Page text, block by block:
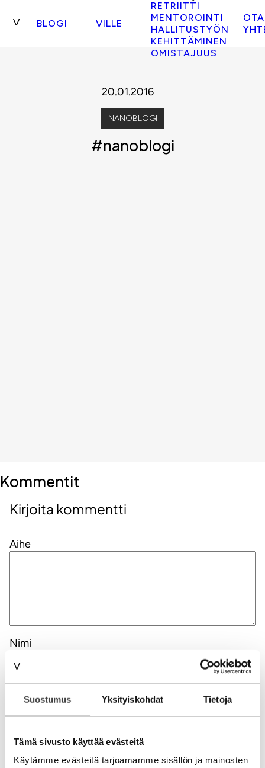
Suostumus Yksityiskohdat Tietoja
Tämä sivusto käyttää evästeitä
Käytämme evästeitä tarjoamamme sisällön ja mainosten
BLOGI VILLE
RETRIITTI
MENTOROINTI
HALLITUSTYÖN
KEHITTÄMINEN
OMISTAJUUS
OTA
20.01.2016
NANOBLOGI
#nanoblogi
Kommentit
Kirjoita kommentti
Aihe
Nimi
Sähköpostiosoite